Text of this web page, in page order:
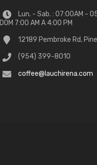
Lun. - Sab. : 07:00AM -
DOM 7:00 AM A 4:00 PM
12189 Pembroke Rd,
(954) 399-8010
coffee@lauchirena.com